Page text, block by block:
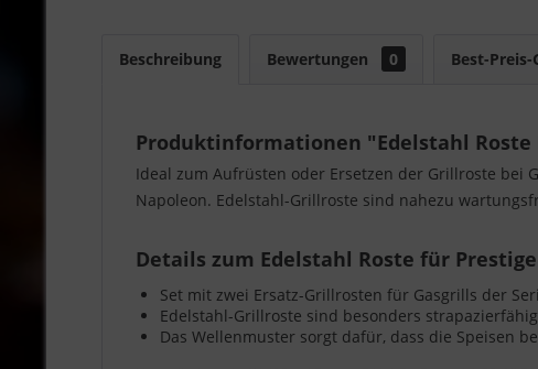
Beschreibung Bewertungen 0 Best-
Produktinformationen "Edelstahl Roste
Ideal zum Aufrüsten oder Ersetzen der Grillroste bei
Napoleon. Edelstahl-Grillroste sind nahezu
Details zum Edelstahl Roste für Prestige
Set mit zwei Ersatz-Grillrosten für Gasgrills der
Edelstahl-Grillroste sind besonders
Das Wellenmuster sorgt dafür, dass die Speisen